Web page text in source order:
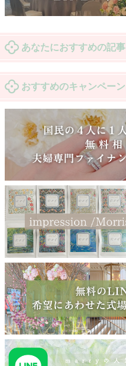
あなたにおすすめの記事
おすすめのキャンペーン